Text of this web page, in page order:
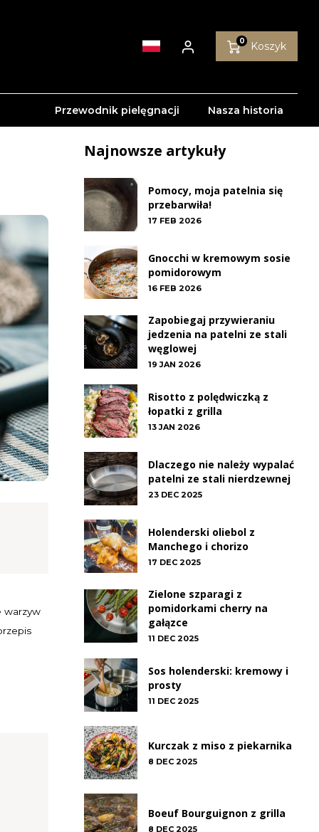
0 Koszyk
Przewodnik pielęgnacji Nasza historia
warzyw
Najnowsze artykuły
Pomocy, moja patelnia się
przebarwiła!
17 FEB 2026
Gnocchi w kremowym sosie
pomidorowym
16 FEB 2026
Zapobiegaj przywieraniu
jedzenia na patelni ze stali
węglowej
19 JAN 2026
Risotto z polędwiczką z
łopatki z grilla
13 JAN 2026
Dlaczego nie należy wypalać
patelni ze stali nierdzewnej
23 DEC 2025
Holenderski oliebol z
Manchego i chorizo
17 DEC 2025
Zielone szparagi z
pomidorkami cherry na
gałązce
11 DEC 2025
Sos holenderski: kremowy i
prosty
11 DEC 2025
Kurczak z miso z piekarnika
8 DEC 2025
Boeuf Bourguignon z grilla
8 DEC 2025